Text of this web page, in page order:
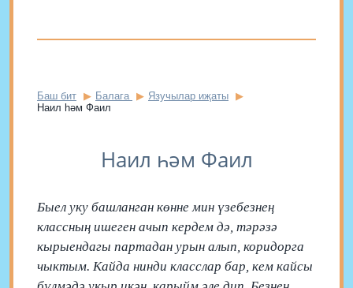
Баш бит Балага
Язучылар иҗаты
Наил һәм Фаил
Наил һәм Фаил
Быел уку башланган көнне мин үзебезнең
классның ишеген ачып кердем дә, тәрәзә
кырыендагы партадан урын алып, коридорга
чыктым. Кайда нинди класслар бар, кем кайсы